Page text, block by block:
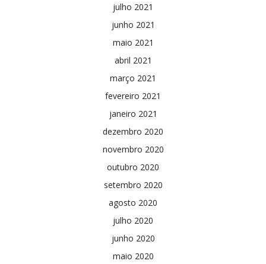
julho 2021
junho 2021
maio 2021
abril 2021
março 2021
fevereiro 2021
janeiro 2021
dezembro 2020
novembro 2020
outubro 2020
setembro 2020
agosto 2020
julho 2020
junho 2020
maio 2020